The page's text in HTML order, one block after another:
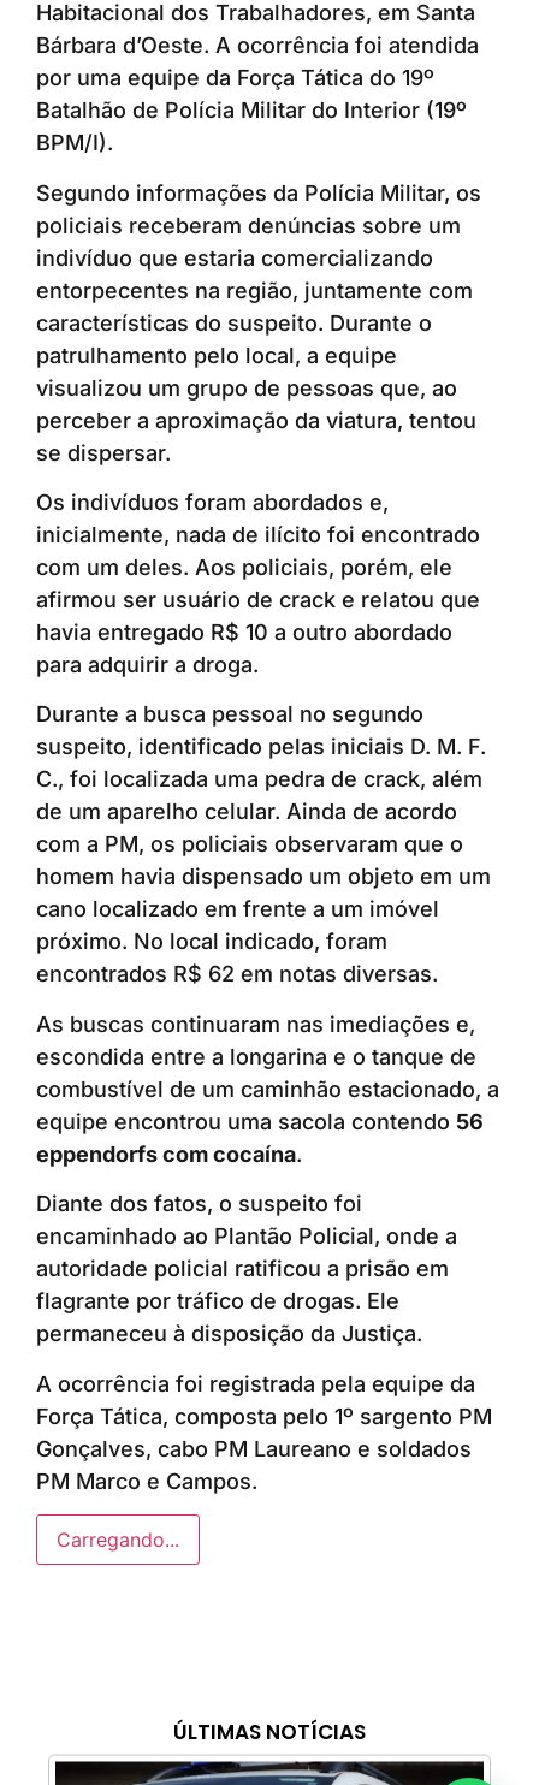
ÚLTIMAS NOTÍCIAS
Habitacional dos Trabalhadores, em Santa
Bárbara d’Oeste. A ocorrência foi atendida
por uma equipe da Força Tática do 19º
Batalhão de Polícia Militar do Interior (19º
BPM/I).
Segundo informações da Polícia Militar, os
policiais receberam denúncias sobre um
indivíduo que estaria comercializando
entorpecentes na região, juntamente com
características do suspeito. Durante o
patrulhamento pelo local, a equipe
visualizou um grupo de pessoas que, ao
perceber a aproximação da viatura, tentou
se dispersar.
Os indivíduos foram abordados e,
inicialmente, nada de ilícito foi encontrado
com um deles. Aos policiais, porém, ele
afirmou ser usuário de crack e relatou que
havia entregado R$ 10 a outro abordado
para adquirir a droga.
Durante a busca pessoal no segundo
suspeito, identificado pelas iniciais D. M. F.
C., foi localizada uma pedra de crack, além
de um aparelho celular. Ainda de acordo
com a PM, os policiais observaram que o
homem havia dispensado um objeto em um
cano localizado em frente a um imóvel
próximo. No local indicado, foram
encontrados R$ 62 em notas diversas.
As buscas continuaram nas imediações e,
escondida entre a longarina e o tanque de
combustível de um caminhão estacionado, a
equipe encontrou uma sacola contendo 56
eppendorfs com cocaína.
Diante dos fatos, o suspeito foi
encaminhado ao Plantão Policial, onde a
autoridade policial ratificou a prisão em
flagrante por tráfico de drogas. Ele
permaneceu à disposição da Justiça.
A ocorrência foi registrada pela equipe da
Força Tática, composta pelo 1º sargento PM
Gonçalves, cabo PM Laureano e soldados
PM Marco e Campos.
Carregando...